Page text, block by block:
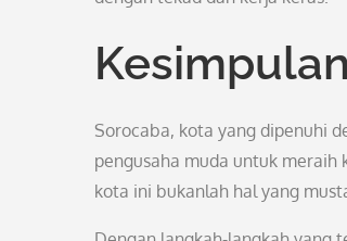
Sorocaba, kota yang dipenuhi
pengusaha muda untuk meraih
kota ini bukanlah hal yang